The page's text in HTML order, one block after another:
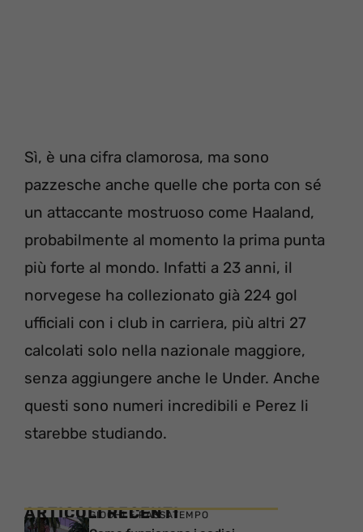
Sì, è una cifra clamorosa, ma sono
pazzesche anche quelle che porta con sé
un attaccante mostruoso come Haaland,
probabilmente al momento la prima punta
più forte al mondo. Infatti a 23 anni, il
norvegese ha collezionato già 224 gol
ufficiali con i club in carriera, più altri 27
calcolati solo nella nazionale maggiore,
senza aggiungere anche le Under. Anche
questi sono numeri incredibili e Perez li
starebbe studiando.
ARTICOLI RECENTI
GIOCHI E PASSATEMPO